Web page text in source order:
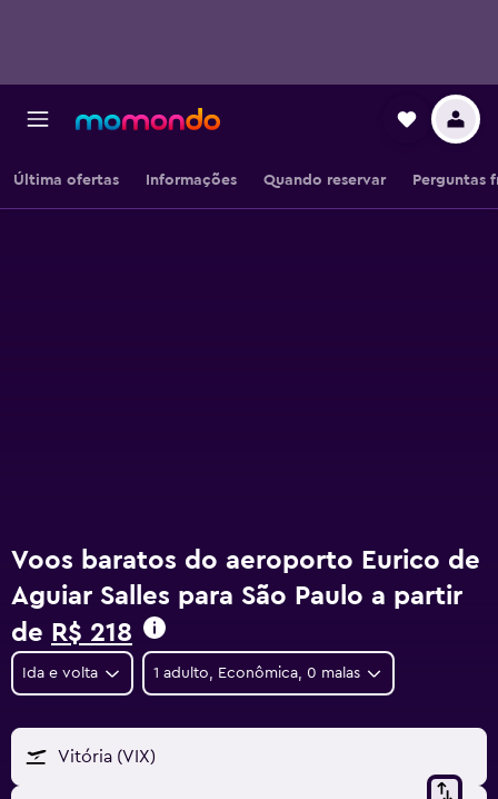
Última ofertas Informações Quando reservar Perguntas
Voos baratos do aeroporto Eurico de
Aguiar Salles para São Paulo a partir
de R$ 218
Ida e volta 1 adulto, Econômica, 0 malas
Vitória (VIX)